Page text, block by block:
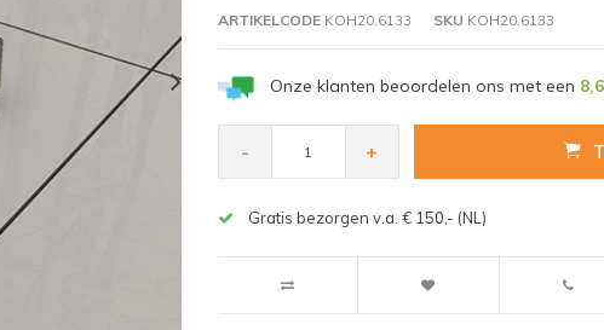
ARTIKELCODEKOH20.6133 SKU KOH20.6133
Onze klanten beoordelen ons met een 8,6
- +
Gratis bezorgen v.a. € 150,- (NL)